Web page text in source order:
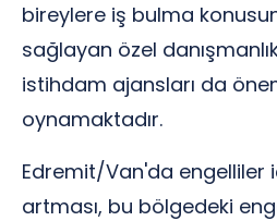
bireylere iş bulma
sağlayan özel
istihdam ajansları da
oynamaktadır.
Edremit/Van'da engelliler
artması, bu bölgedeki